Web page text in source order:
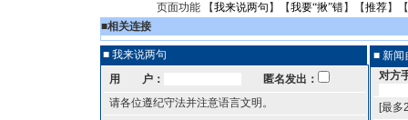
页面功能 【我来说两句 】【我要“揪”错】【推荐】
■相关连接
■ 我来说两句
用 户：
匿名发出：
请各位遵纪守法并注意语言文明。
■ 新闻
对方
[最多